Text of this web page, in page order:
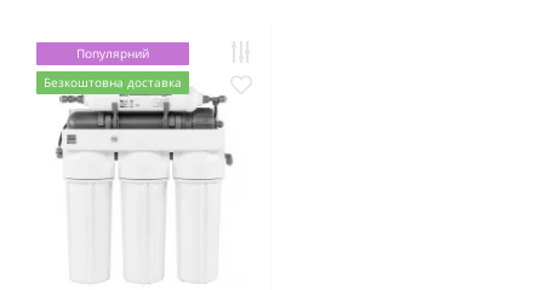
Популярний
Безкоштовна доставка